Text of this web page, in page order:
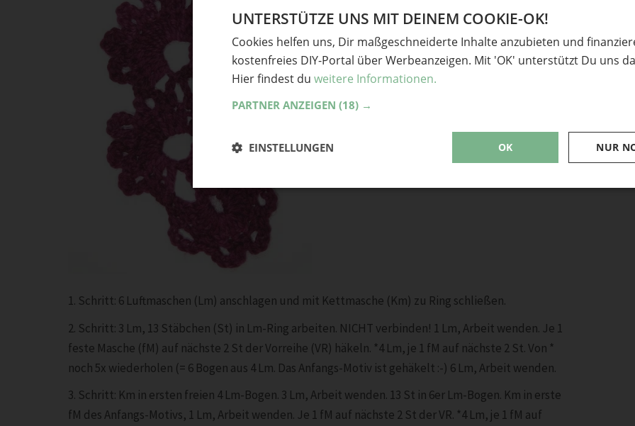
1. Schritt: 6 Luftmaschen (Lm) anschlagen und mit Kettmasche (Km) zu Ring schließen.
2. Schritt: 3 Lm, 13 Stäbchen (St) in Lm-Ring arbeiten. NICHT verbinden! 1 Lm, Arbeit wenden. Je 1
feste Masche (fM) auf nächste 2 St der Vorreihe (VR) häkeln. *4 Lm, je 1 fM auf nächste 2 St. Von *
noch 5x wiederholen (= 6 Bogen aus 4 Lm. Das Anfangs-Motiv ist gehäkelt :-) 6 Lm, Arbeit wenden.
3. Schritt: Km in ersten freien 4 Lm-Bogen. 3 Lm, Arbeit wenden. 13 St in 6er Lm-Bogen. Km in erste
fM des Anfangs-Motivs, 1 Lm, Arbeit wenden. Je 1 fM auf nächste 2 St der VR. *4 Lm, je 1 fM auf
UNTERSTÜTZE UNS MIT DEINEM COOKIE-OK!
Cookies helfen uns, Dir maßgeschneiderte Inhalte anzubieten und
kostenfreies DIY-Portal über Werbeanzeigen. Mit 'OK' unterstützt Du uns
Hier findest du weitere Informationen.
PARTNER ANZEIGEN (18) →
OK NUR
EINSTELLUNGEN